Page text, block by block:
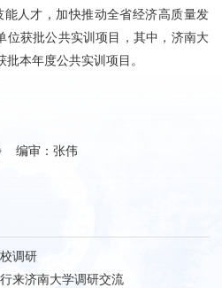
人才，加快推动全省经济高质量发
位获批公共实训项目，其中，济南大
本年度公共实训项目。
编审：张伟
调研
来济南大学调研交流